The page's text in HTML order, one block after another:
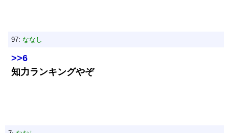
97: ななし
>>6
知力ランキングやぞ